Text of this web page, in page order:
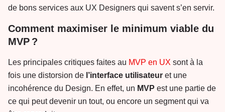
de bons services aux UX Designers qui savent s’en servir.
Comment maximiser le minimum viable du
MVP ?
Les principales critiques faites au MVP en UX sont à la
fois une distorsion de l’interface utilisateur et une
incohérence du Design. En effet, un MVP est une partie de
ce qui peut devenir un tout, ou encore un segment qui va